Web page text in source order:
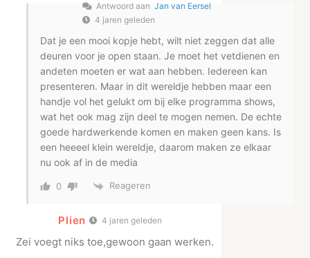
Antwoord aanJan van Eersel
4 jaren geleden
Dat je een mooi kopje hebt, wilt niet zeggen dat alle
deuren voor je open staan. Je moet het vetdienen en
andeten moeten er wat aan hebben. Iedereen kan
presenteren. Maar in dit wereldje hebben maar een
handje vol het gelukt om bij elke programma shows,
wat het ook mag zijn deel te mogen nemen. De echte
goede hardwerkende komen en maken geen kans. Is
een heeeel klein wereldje, daarom maken ze elkaar
nu ook af in de media
0 Reageren
Plien 4 jaren geleden
Zei voegt niks toe,gewoon gaan werken.